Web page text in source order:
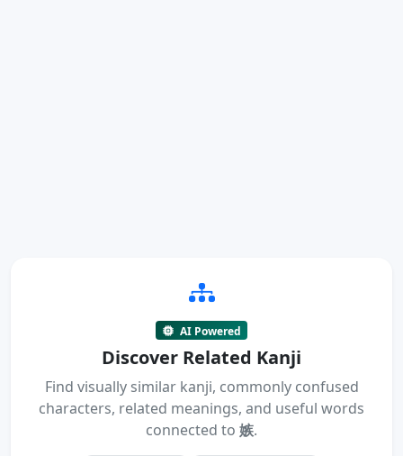
AI Powered
Discover Related Kanji
Find visually similar kanji, commonly confused
characters, related meanings, and useful words
connected to 嫉.